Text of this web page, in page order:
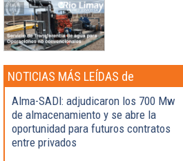
NOTICIAS MÁS LEÍDAS de
Actualidad
Alma-SADI: adjudicaron los 700 Mw
de almacenamiento y se abre la
oportunidad para futuros contratos
entre privados